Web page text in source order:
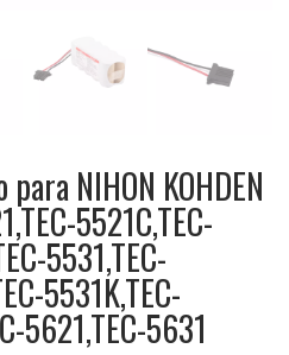
NIHON KOHDEN
5521C,TEC-
5531,TEC-
5531K,TEC-
5621,TEC-5631